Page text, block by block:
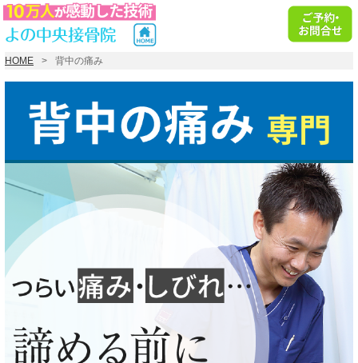
HOME 背中の痛み